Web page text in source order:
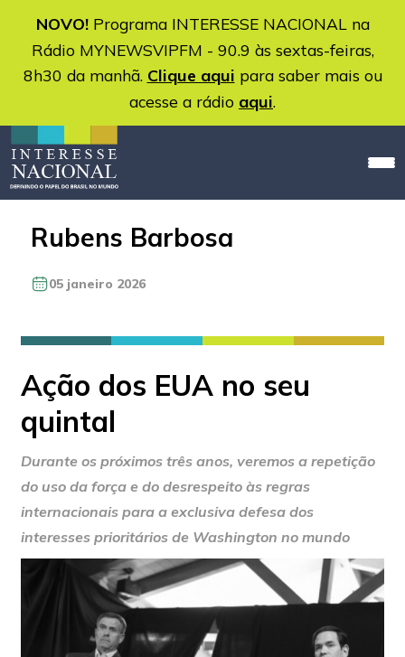
NOVO!Programa INTERESSE NACIONAL na
Rádio MYNEWSVIPFM - 90.9 às sextas-feiras,
8h30 da manhã. Clique aqui para saber mais ou
acesse a rádio aqui.
Rubens Barbosa
05 janeiro 2026
Ação dos EUA no seu
quintal
Durante os próximos três anos, veremos a repetição
do uso da força e do desrespeito às regras
internacionais para a exclusiva defesa dos
interesses prioritários de Washington no mundo